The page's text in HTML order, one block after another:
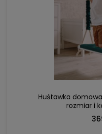
Huśtawka
rozmiar i
DO